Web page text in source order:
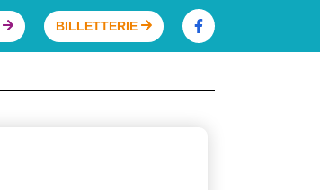
BILLETTERIE